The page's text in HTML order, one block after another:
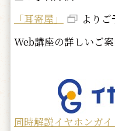
「耳寄屋」
より
Web講座の詳しいご
同時解説イヤホンガ